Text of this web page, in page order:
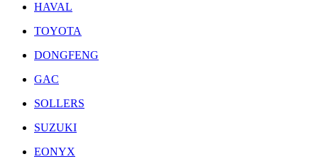
HAVAL
TOYOTA
DONGFENG
GAC
SOLLERS
SUZUKI
EONYX